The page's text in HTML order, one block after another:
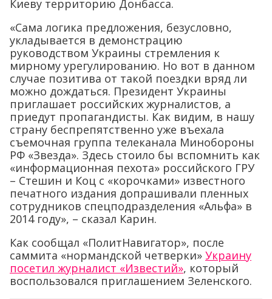
Киеву территорию Донбасса.
«Cама логика предложения, безусловно,
укладывается в демонстрацию
руководством Украины стремления к
мирному урегулированию. Но вот в данном
случае позитива от такой поездки вряд ли
можно дождаться. Президент Украины
приглашает российских журналистов, а
приедут пропагандисты. Как видим, в нашу
страну беспрепятственно уже въехала
съемочная группа телеканала Минобороны
РФ «Звезда». Здесь стоило бы вспомнить как
«информационная пехота» российского ГРУ
– Стешин и Коц с «корочками» известного
печатного издания допрашивали пленных
сотрудников спецподразделения «Альфа» в
2014 году», – сказал Карин.
Как сообщал «ПолитНавигатор», после
саммита «нормандской четверки» Украину
посетил журналист «Известий», который
воспользовался приглашением Зеленского.